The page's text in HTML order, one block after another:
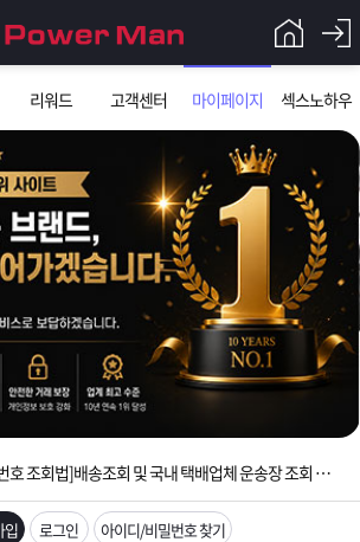
리워드 고객센터 마이페이지 섹스노하우
입금확인이 안되는 상황을 대비해 꼭 입금후 고객센터 연락바랍니다.
연휴]설 연휴 배송 및 휴무 안내
[운송장번호 조회법]배송조회 및 국내 택배업체 운송장 조회 하는법
픈]아이폰 고객 앱설치 가능합니다.
입 로그인 아이디/비밀번호 찾기